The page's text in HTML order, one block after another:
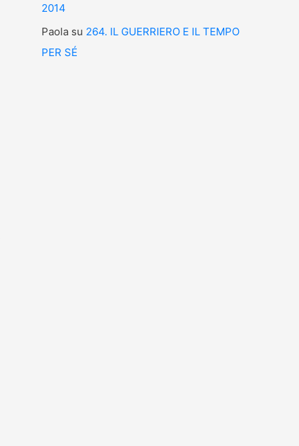
2014
Paola su 264. IL GUERRIERO E IL TEMPO
PER SÉ